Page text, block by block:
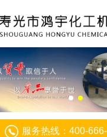
服务热线：400-